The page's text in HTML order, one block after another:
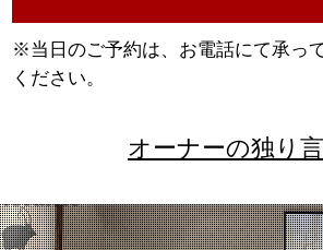
※当日のご予約は、お電話にて承っ
ください。
オーナーの独り言